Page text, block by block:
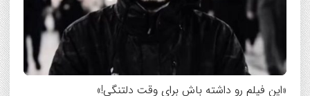
«این فیلم رو داشته باش برای وقت دلتنگی!»